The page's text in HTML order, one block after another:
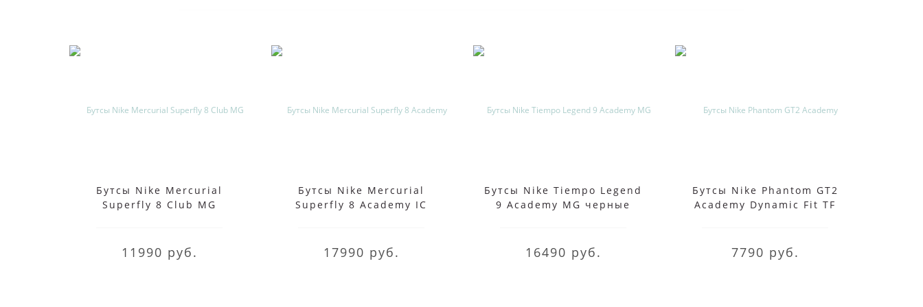
Бутсы Nike Mercurial
Superfly 8 Club MG
11990 руб.
Бутсы Nike Mercurial
Superfly 8 Academy IC
17990 руб.
Бутсы Nike Tiempo Legend
9 Academy MG черные
16490 руб.
Бутсы Nike Phantom GT2
Academy Dynamic Fit TF
7790 руб.